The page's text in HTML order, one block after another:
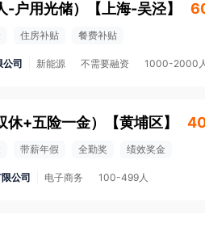
户用光储） 【 上海-吴泾】
住房补贴 餐费补贴
公司 新能源 不需要融资 1000-2000
+五险一金） 【黄埔区】
带薪年假 全勤奖 绩效奖金
公司 电子商务 100-499人